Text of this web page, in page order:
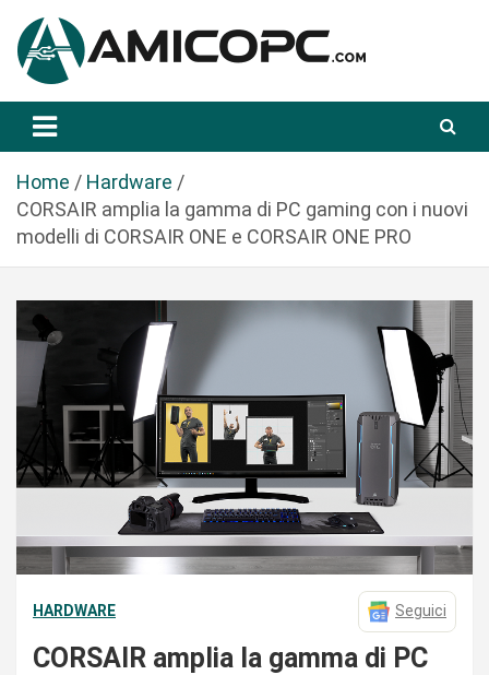
a
Amicopc.com
Home
Hardware
CORSAIR amplia la gamma di PC gaming con i nuovi
modelli di CORSAIR ONE e CORSAIR ONE PRO
HARDWARE Seguici
CORSAIR amplia la gamma di PC